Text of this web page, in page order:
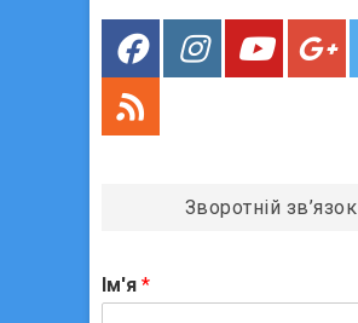
і
в
Зворотній зв’язок
Ім'я *